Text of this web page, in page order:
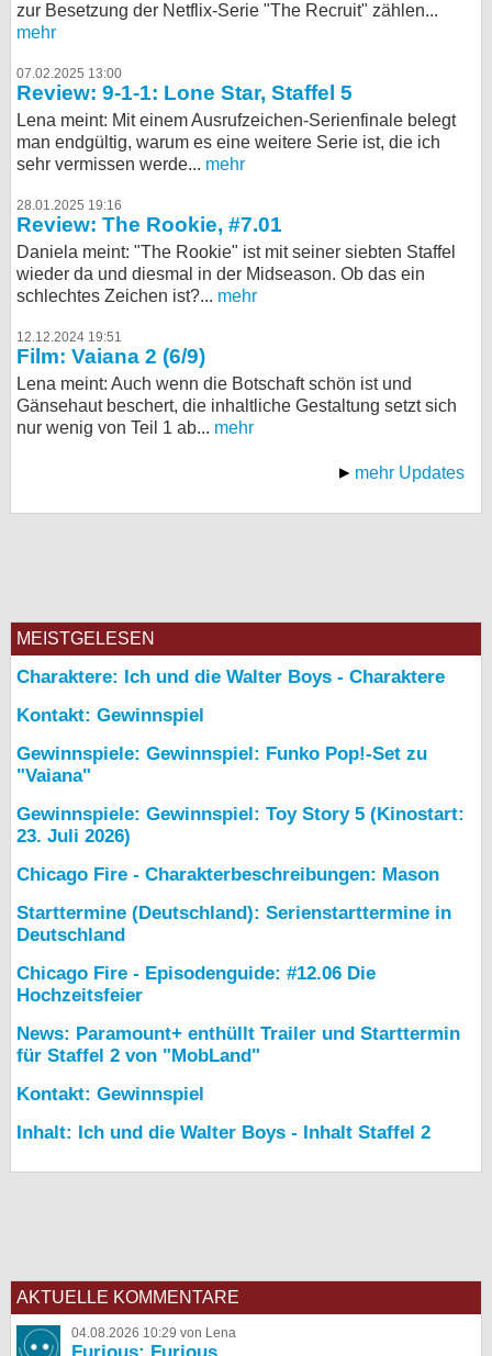
zur Besetzung der Netflix-Serie "The Recruit" zählen...
mehr
07.02.2025 13:00
Review: 9-1-1: Lone Star, Staffel 5
Lena meint: Mit einem Ausrufzeichen-Serienfinale belegt
man endgültig, warum es eine weitere Serie ist, die ich
sehr vermissen werde... mehr
28.01.2025 19:16
Review: The Rookie, #7.01
Daniela meint: "The Rookie" ist mit seiner siebten Staffel
wieder da und diesmal in der Midseason. Ob das ein
schlechtes Zeichen ist?... mehr
12.12.2024 19:51
Film: Vaiana 2 (6/9)
Lena meint: Auch wenn die Botschaft schön ist und
Gänsehaut beschert, die inhaltliche Gestaltung setzt sich
nur wenig von Teil 1 ab... mehr
mehr Updates
MEISTGELESEN
Charaktere: Ich und die Walter Boys - Charaktere
Kontakt: Gewinnspiel
Gewinnspiele: Gewinnspiel: Funko Pop!-Set zu
"Vaiana"
Gewinnspiele: Gewinnspiel: Toy Story 5 (Kinostart:
23. Juli 2026)
Chicago Fire - Charakterbeschreibungen: Mason
Starttermine (Deutschland): Serienstarttermine in
Deutschland
Chicago Fire - Episodenguide: #12.06 Die
Hochzeitsfeier
News: Paramount+ enthüllt Trailer und Starttermin
für Staffel 2 von "MobLand"
Kontakt: Gewinnspiel
Inhalt: Ich und die Walter Boys - Inhalt Staffel 2
AKTUELLE KOMMENTARE
04.08.2026 10:29 von Lena